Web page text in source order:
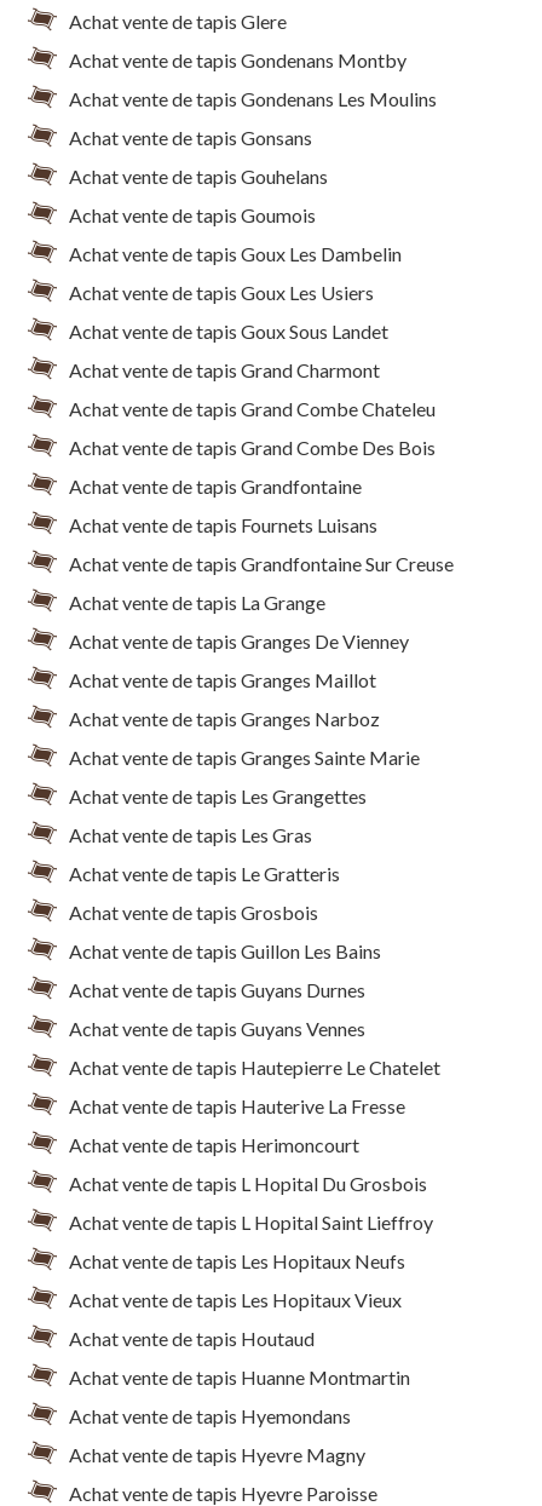
Achat vente de tapis Glere
Achat vente de tapis Gondenans Montby
Achat vente de tapis Gondenans Les Moulins
Achat vente de tapis Gonsans
Achat vente de tapis Gouhelans
Achat vente de tapis Goumois
Achat vente de tapis Goux Les Dambelin
Achat vente de tapis Goux Les Usiers
Achat vente de tapis Goux Sous Landet
Achat vente de tapis Grand Charmont
Achat vente de tapis Grand Combe Chateleu
Achat vente de tapis Grand Combe Des Bois
Achat vente de tapis Grandfontaine
Achat vente de tapis Fournets Luisans
Achat vente de tapis Grandfontaine Sur Creuse
Achat vente de tapis La Grange
Achat vente de tapis Granges De Vienney
Achat vente de tapis Granges Maillot
Achat vente de tapis Granges Narboz
Achat vente de tapis Granges Sainte Marie
Achat vente de tapis Les Grangettes
Achat vente de tapis Les Gras
Achat vente de tapis Le Gratteris
Achat vente de tapis Grosbois
Achat vente de tapis Guillon Les Bains
Achat vente de tapis Guyans Durnes
Achat vente de tapis Guyans Vennes
Achat vente de tapis Hautepierre Le Chatelet
Achat vente de tapis Hauterive La Fresse
Achat vente de tapis Herimoncourt
Achat vente de tapis L Hopital Du Grosbois
Achat vente de tapis L Hopital Saint Lieffroy
Achat vente de tapis Les Hopitaux Neufs
Achat vente de tapis Les Hopitaux Vieux
Achat vente de tapis Houtaud
Achat vente de tapis Huanne Montmartin
Achat vente de tapis Hyemondans
Achat vente de tapis Hyevre Magny
Achat vente de tapis Hyevre Paroisse